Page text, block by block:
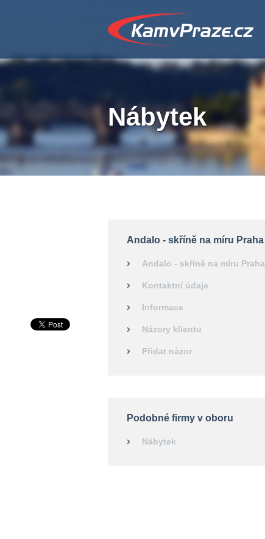
Nábytek
Andalo - skříně na míru Praha
Andalo - skříně na míru Praha
Kontaktní údaje
Informace
Názory klientu
Přidat názor
Podobné firmy v oboru
Nábytek